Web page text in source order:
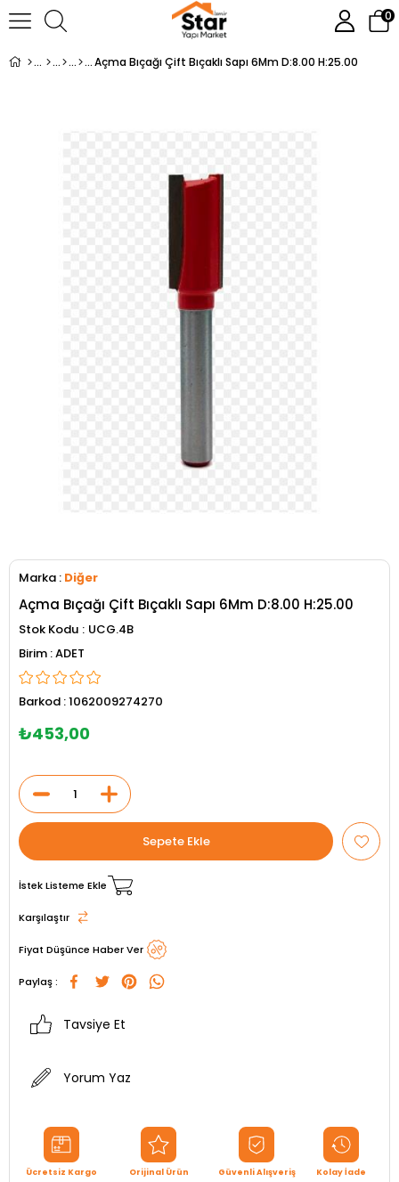
0
Açma Bıçağı Çift Bıçaklı Sapı 6Mm D:8.00 H:25.00
Marka : Diğer
Açma Bıçağı Çift Bıçaklı Sapı 6Mm D:8.00 H:25.00
Stok Kodu
UCG.4B
ADET
Barkod :1062009274270
₺453,00
İstek Listeme Ekle
Karşılaştır
Fiyat Düşünce Haber Ver
Paylaş :
Tavsiye Et
Yorum Yaz
Ücretsiz Kargo
Orijinal Ürün
Güvenli Alışveriş
Kolay İade